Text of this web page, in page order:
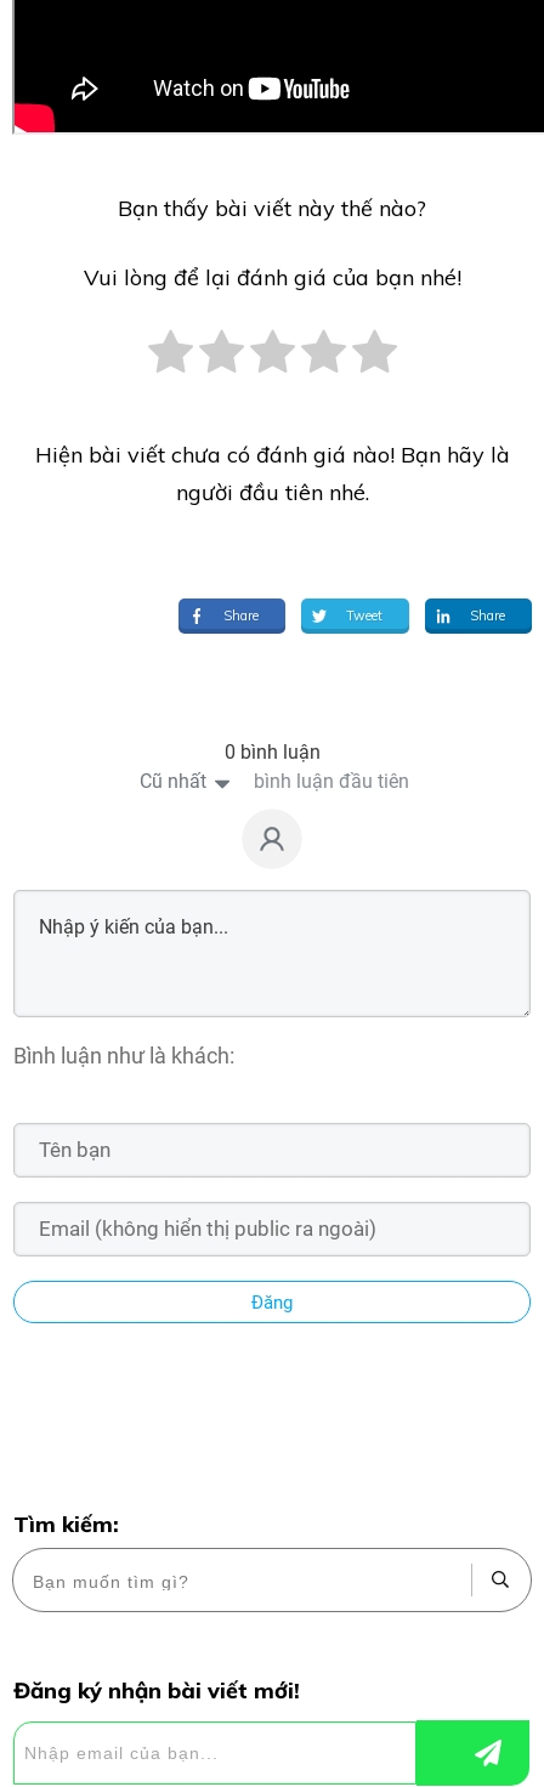
Bạn thấy bài viết này thế nào?
Vui lòng để lại đánh giá của bạn nhé!
Hiện bài viết chưa có đánh giá nào! Bạn hãy là
người đầu tiên nhé.
Share Tweet Share
0 bình luận
Cũ nhất
bình luận đầu tiên
Bình luận như là khách:
Đăng
Tìm kiếm:
Đăng ký nhận bài viết mới!